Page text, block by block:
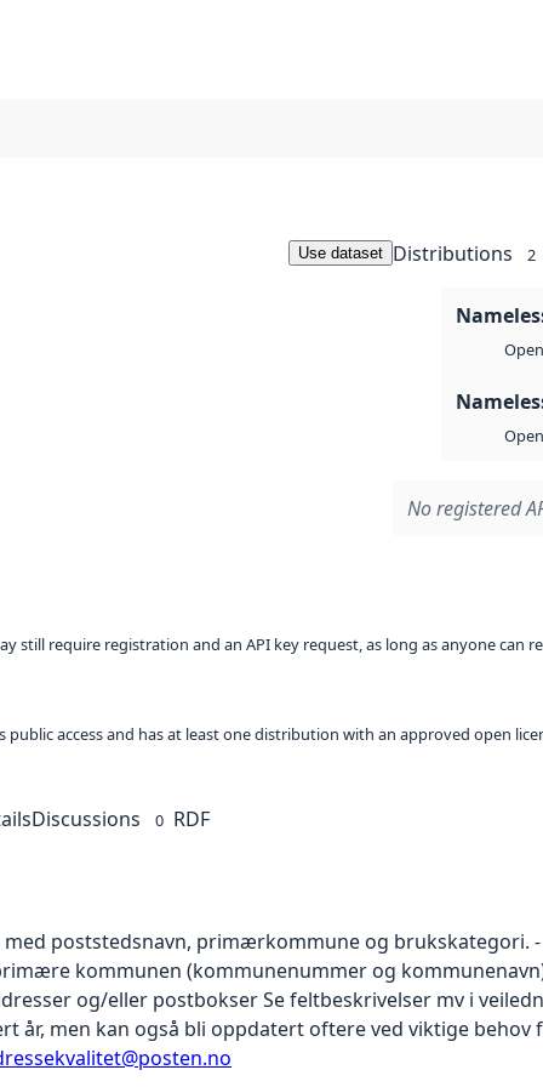
Use dataset Distributions 2
No registered
still require registration and an API key request, as long as anyone can
public access and has at least one distribution with an approved open
Discussions 0 RDF
poststedsnavn, primærkommune og brukskategori.
kommunen (kommunenummer og
og/eller postbokser Se feltbeskrivelser mv i
år, men kan også bli oppdatert oftere ved viktige behov